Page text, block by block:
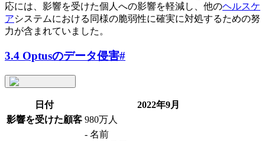
応には、影響を受けた個人への影響を軽減し、他のヘルスケ
アシステムにおける同様の脆弱性に確実に対処するための努
力が含まれていました。
3.4 Optusのデータ侵害#
日付
2022年9月
影響を受けた顧客 980万人
- 名前